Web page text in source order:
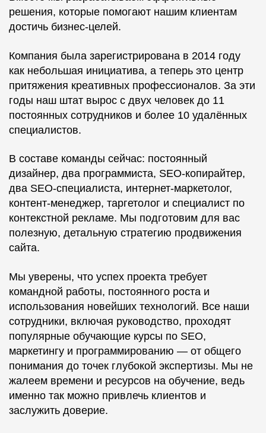
решения, которые помогают нашим клиентам
достичь бизнес-целей.
Компания была зарегистрирована в 2014 году
как небольшая инициатива, а теперь это центр
притяжения креативных профессионалов. За эти
годы наш штат вырос с двух человек до 11
постоянных сотрудников и более 10 удалённых
специалистов.
В составе команды сейчас: постоянный
дизайнер, два программиста, SEO-копирайтер,
два SEO-специалиста, интернет-маркетолог,
контент-менеджер, таргетолог и специалист по
контекстной рекламе. Мы подготовим для вас
полезную, детальную стратегию продвижения
сайта.
Мы уверены, что успех проекта требует
командной работы, постоянного роста и
использования новейших технологий. Все наши
сотрудники, включая руководство, проходят
популярные обучающие курсы по SEO,
маркетингу и программированию — от общего
понимания до точек глубокой экспертизы. Мы не
жалеем времени и ресурсов на обучение, ведь
именно так можно привлечь клиентов и
заслужить доверие.